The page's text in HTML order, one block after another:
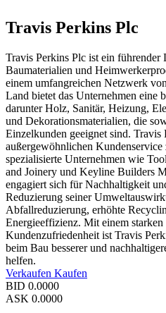
Travis Perkins Plc
Travis Perkins Plc ist ein
Baumaterialien und
einem umfangreichen Netzwerk
Land bietet das Unternehmen eine
darunter Holz, Sanitär, Heizung,
und Dekorationsmaterialien, die
Einzelkunden geeignet sind. Travis
außergewöhnlichen
spezialisierte Unternehmen wie
and Joinery und Keyline Builders
engagiert sich für Nachhaltigkeit
Reduzierung seiner
Abfallreduzierung, erhöhte
Energieeffizienz. Mit einem
Kundenzufriedenheit ist Travis
beim Bau besserer und
helfen.
Verkaufen Kaufen
BID 0.0000
ASK 0.0000